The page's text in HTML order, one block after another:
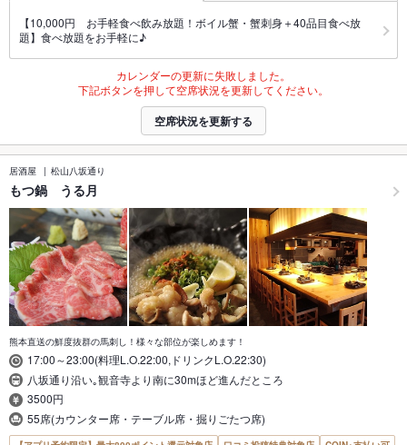
【10,000円 お手軽食べ飲み放題！ボイル蟹・蟹刺身＋40品目食べ放
題】食べ放題をお手軽に♪
カレンダーの更新に失敗しました。
下記ボタンを押して空席状況を更新してください。
空席状況を更新する
居酒屋 松山八坂通り
もつ鍋 うる月
熊本直送の鮮度抜群の馬刺し！様々な部位が楽しめます！
17:00～23:00(料理L.O.22:00,ドリンクL.O.22:30)
八坂通り沿い｡観音寺より南に30mほど進んだところ
3500円
55席(カウンター席・テーブル席・掘りごたつ席)